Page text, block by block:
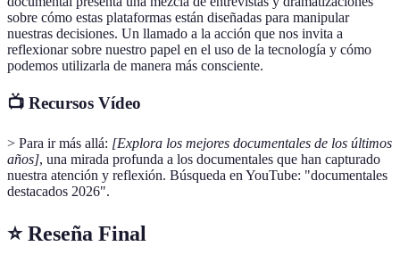
sobre cómo estas plataformas están diseñadas para manipular
nuestras decisiones. Un llamado a la acción que nos invita a
reflexionar sobre nuestro papel en el uso de la tecnología y cómo
podemos utilizarla de manera más consciente.
📺 Recursos Vídeo
> Para ir más allá: [Explora los mejores documentales de los últimos
años], una mirada profunda a los documentales que han capturado
nuestra atención y reflexión. Búsqueda en YouTube: "documentales
destacados 2026".
⭐️ Reseña Final